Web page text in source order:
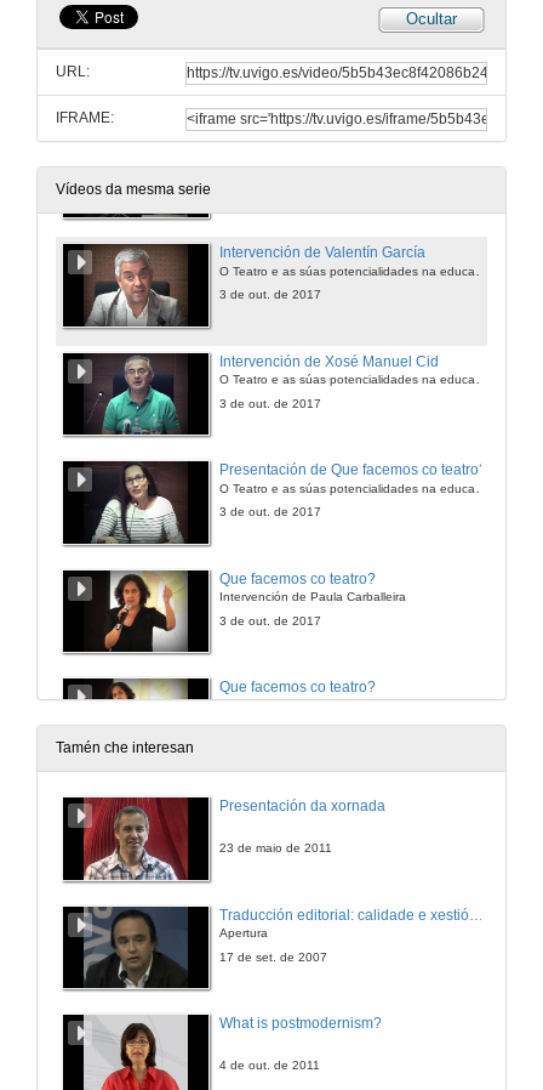
Ocultar
URL:
IFRAME:
Vídeos da mesma serie
Intervención de Isabel Mociño
O Teatro e as súas potencialidades na educación infantil
3 de out. de 2017
Intervención de Cesáreo Sánchez
Intervención de Valentín García
3 de out. de 2017
Intervención de Xosé Manuel Cid
O Teatro e as súas potencialidades na educación infantil
3 de out. de 2017
Presentación de Que facemos co teatro?
3 de out. de 2017
Que facemos co teatro?
Intervención de Paula Carballeira
3 de out. de 2017
Que facemos co teatro?
3 de out. de 2017
Actuación de 2nafronteira
O Teatro e as súas potencialidades na educación infantil
Intervención de Raquel Castro
Tamén che interesan
Presentación da xornada
23 de maio de 2011
Apertura
17 de set. de 2007
What is postmodernism?
4 de out. de 2011